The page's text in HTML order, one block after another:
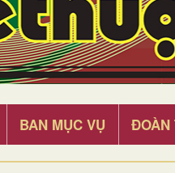
BAN MỤC VỤ ĐOÀN